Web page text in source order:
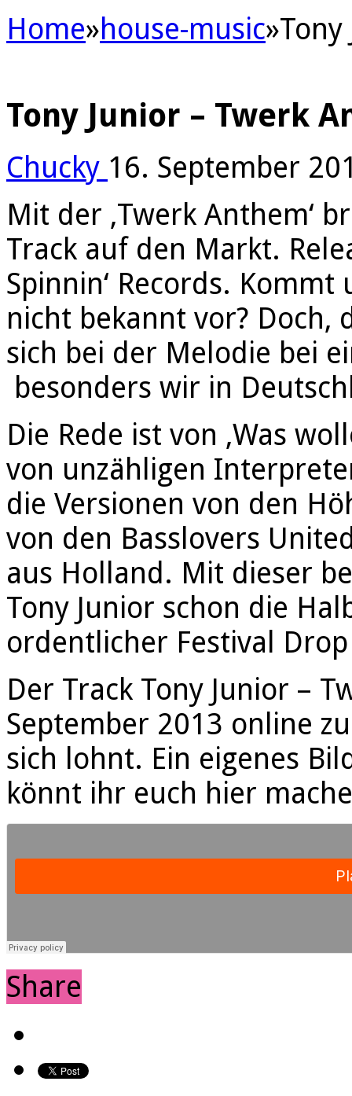
Home»house-music»
Tony Junior – Twerk
Chucky 16. September
Mit der ‚Twerk Anthem‘
Track auf den Markt.
Spinnin‘ Records.
nicht bekannt vor? Doch,
sich bei der Melodie bei
besonders wir in
Die Rede ist von ‚Was
von unzähligen
die Versionen von den
von den Basslovers
aus Holland. Mit dieser
Tony Junior schon die
ordentlicher Festival
Der Track Tony Junior –
September 2013 online
sich lohnt. Ein eigenes
könnt ihr euch hier
Share